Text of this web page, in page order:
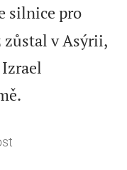
silnice pro
zůstal v Asýrii,